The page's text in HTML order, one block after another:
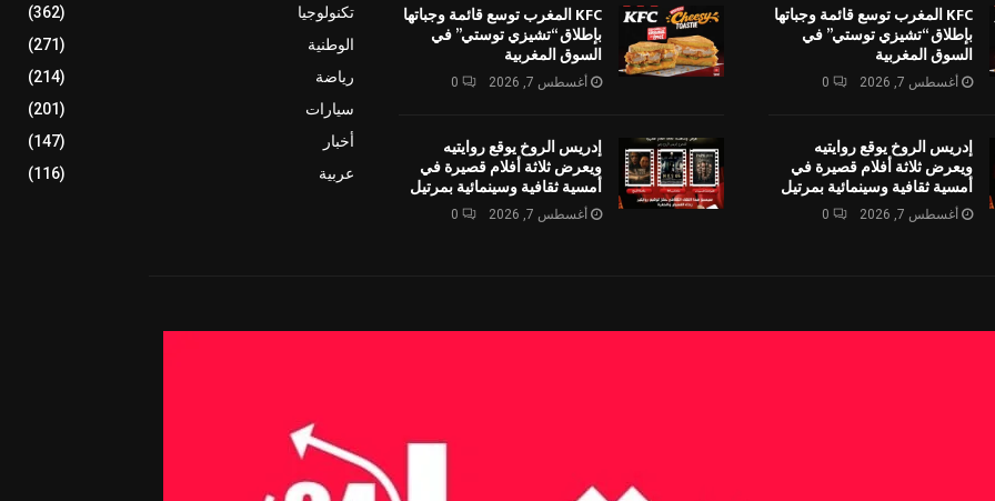
KFC المغرب توسع قائمة وجباتها
بإطلاق “تشيزي توستي” في
السوق المغربية
أغسطس 7, 2026 0
إدريس الروخ يوقع روايتيه
ويعرض ثلاثة أفلام قصيرة في
أمسية ثقافية وسينمائية بمرتيل
أغسطس 7, 2026 0
KFC المغرب توسع قائمة وجباتها
بإطلاق “تشيزي توستي” في
السوق المغربية
أغسطس 7, 2026 0
إدريس الروخ يوقع روايتيه
ويعرض ثلاثة أفلام قصيرة في
أمسية ثقافية وسينمائية بمرتيل
أغسطس 7, 2026 0
تكنولوجيا
(362)
الوطنية
(271)
رياضة
(214)
سيارات
(201)
أخبار
(147)
عربية
(116)